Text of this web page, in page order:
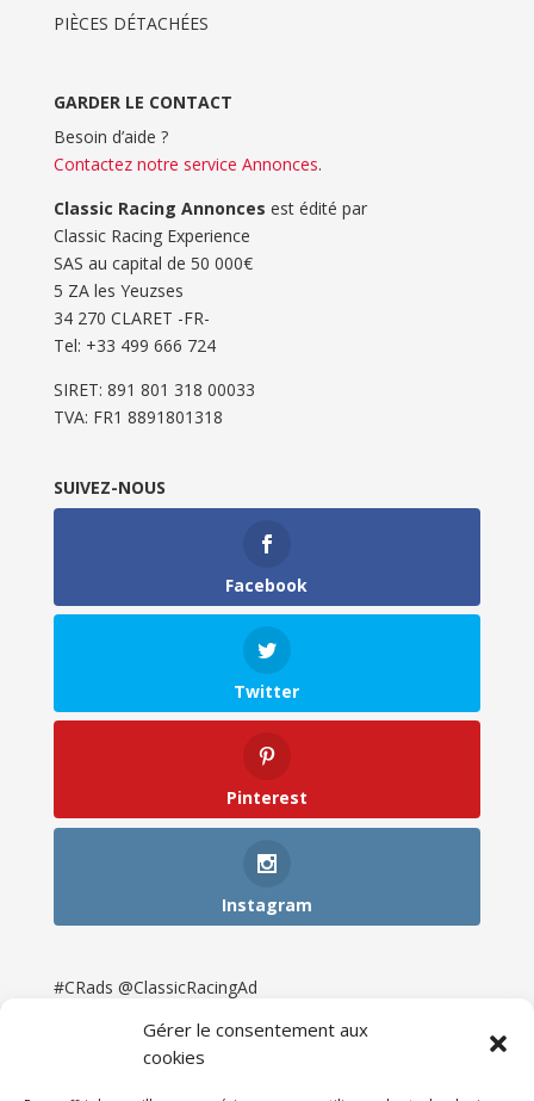
Gérer le consentement aux
cookies
PIÈCES DÉTACHÉES
GARDER LE CONTACT
Besoin d’aide ?
Contactez notre service Annonces.
Classic Racing Annonces est édité par
Classic Racing Experience
SAS au capital de 50 000€
5 ZA les Yeuzses
34 270 CLARET -FR-
Tel: ‭+33 499 666 724‬
SIRET: 891 801 318 00033
TVA: FR1 8891801318
SUIVEZ-NOUS
Facebook
Twitter
Pinterest
Instagram
#CRads @ClassicRacingAd